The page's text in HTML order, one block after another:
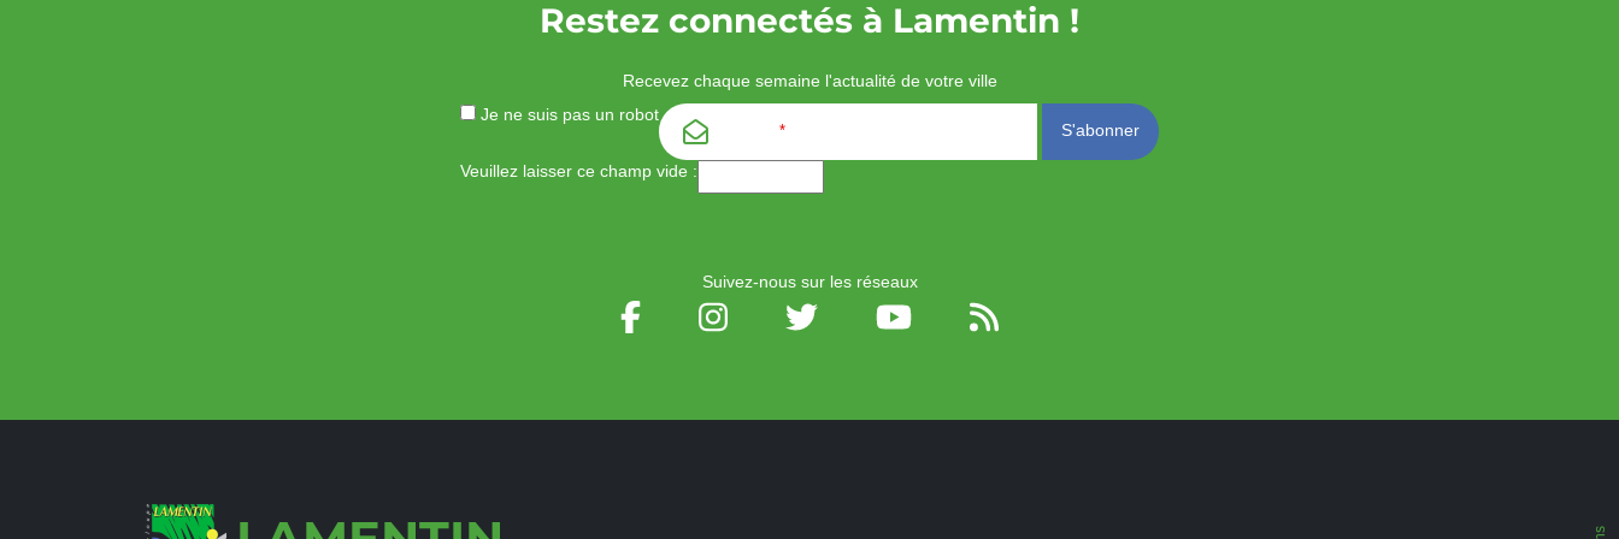
Restez connectés à Lamentin !
Recevez chaque semaine l'actualité de votre ville
Je ne suis pas un robot
*
Veuillez laisser ce champ vide :
Suivez-nous sur les réseaux